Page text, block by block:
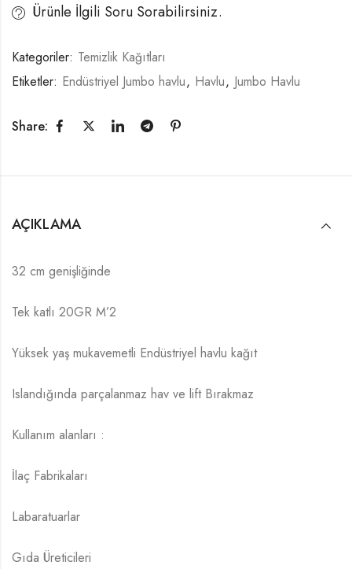
Ürünle İlgili Soru Sorabilirsiniz.
Kategoriler: Temizlik Kağıtları
Etiketler: Endüstriyel Jumbo havlu, Havlu, Jumbo Havlu
Share:
AÇIKLAMA
32 cm genişliğinde
Tek katlı 20GR M’2
Yüksek yaş mukavemetli Endüstriyel havlu kağıt
Islandığında parçalanmaz hav ve lift Bırakmaz
Kullanım alanları :
İlaç Fabrikaları
Labaratuarlar
Gıda Üreticileri